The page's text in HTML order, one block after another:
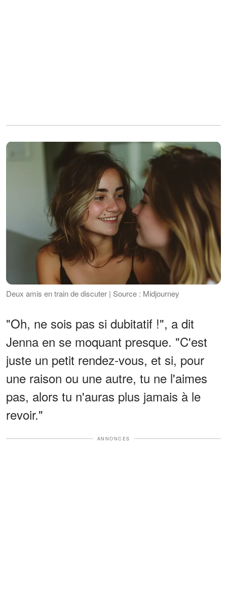
Deux amis en train de discuter | Source : Midjourney
"Oh, ne sois pas si dubitatif !", a dit
Jenna en se moquant presque. "C'est
juste un petit rendez-vous, et si, pour
une raison ou une autre, tu ne l'aimes
pas, alors tu n'auras plus jamais à le
revoir."
ANNONCES